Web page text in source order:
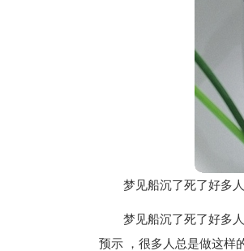
梦见船沉了死了好多人
梦见船沉了死了好多
预示 ，很多人总是做这样